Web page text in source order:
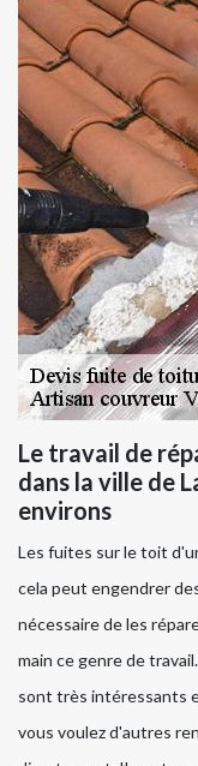
Le travail de
dans la ville de
environs
Les fuites sur le toit
cela peut engendrer
nécessaire de les
main ce genre de
sont très intéressants
vous voulez d'autres